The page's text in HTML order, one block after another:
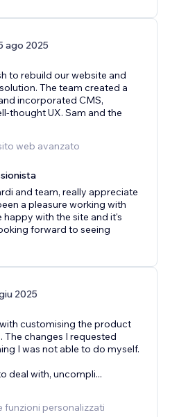
ago 2025
to rebuild our website and
The team created a
incorporated CMS,
thought UX. Sam and the
web avanzato
and team, really appreciate
a pleasure working with
happy with the site and it's
forward to seeing
2025
customising the product
The changes I requested
I was not able to do myself.
deal with, uncompli...
funzioni personalizzati